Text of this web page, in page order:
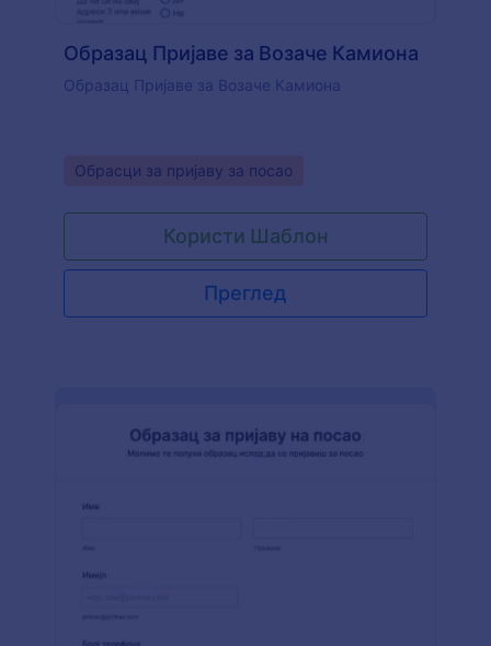
Образац Пријаве за Возаче Камиона
Образац Пријаве за Возаче Камиона
Go to Category:
Обрасци за пријаву за посао
Користи Шаблон
Преглед